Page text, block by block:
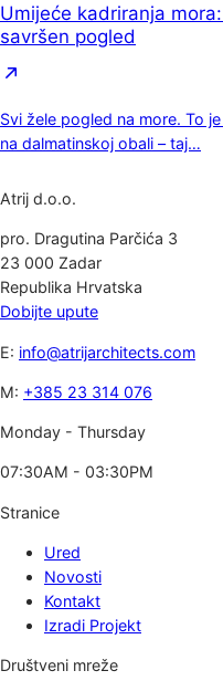
Umijeće kadriranja
savršen pogled
Svi žele pogled na more. To
na dalmatinskoj obali – taj…
Atrij d.o.o.
pro. Dragutina Parčića 3
23 000 Zadar
Republika Hrvatska
Dobijte upute
E: info@atrijarchitects.com
M: +385 23 314 076
Monday - Thursday
07:30AM - 03:30PM
Stranice
Ured
Novosti
Kontakt
Izradi Projekt
Društveni mreže